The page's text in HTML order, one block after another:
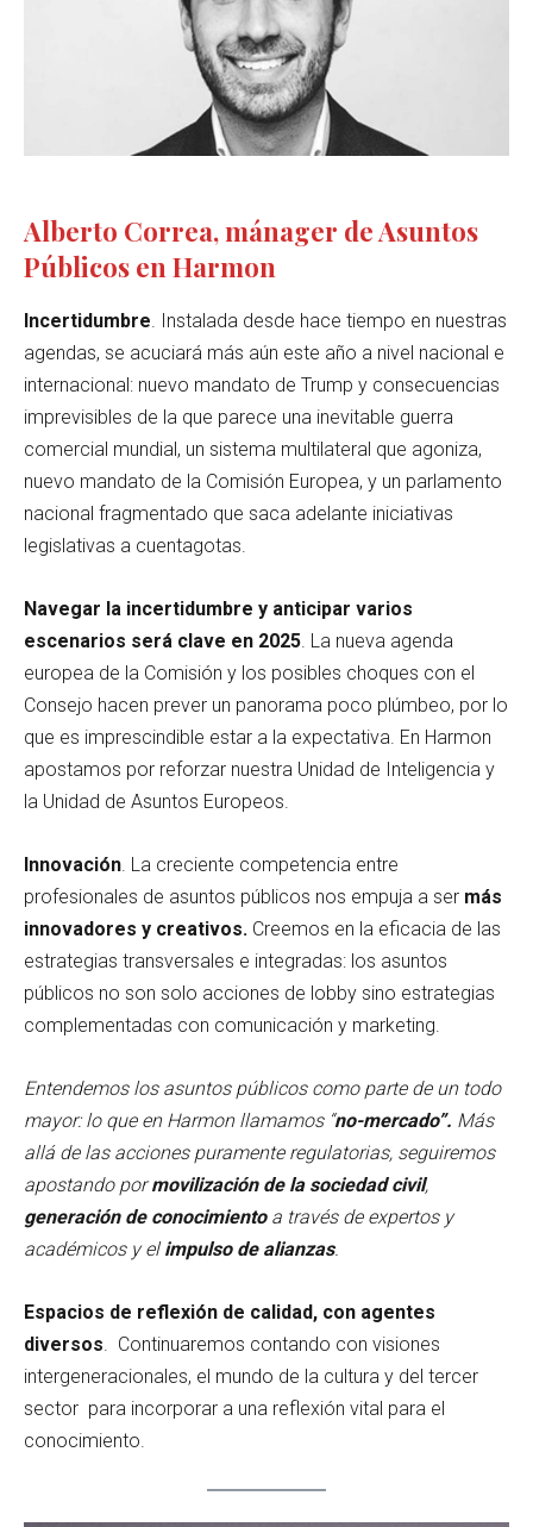
Alberto Correa, mánager de Asuntos
Públicos en Harmon
Incertidumbre. Instalada desde hace tiempo en nuestras
agendas, se acuciará más aún este año a nivel nacional e
internacional: nuevo mandato de Trump y consecuencias
imprevisibles de la que parece una inevitable guerra
comercial mundial, un sistema multilateral que agoniza,
nuevo mandato de la Comisión Europea, y un parlamento
nacional fragmentado que saca adelante iniciativas
legislativas a cuentagotas.
Navegar la incertidumbre y anticipar varios
escenarios será clave en 2025. La nueva agenda
europea de la Comisión y los posibles choques con el
Consejo hacen prever un panorama poco plúmbeo, por lo
que es imprescindible estar a la expectativa. En Harmon
apostamos por reforzar nuestra Unidad de Inteligencia y
la Unidad de Asuntos Europeos.
Innovación. La creciente competencia entre
profesionales de asuntos públicos nos empuja a ser más
innovadores y creativos. Creemos en la eficacia de las
estrategias transversales e integradas: los asuntos
públicos no son solo acciones de lobby sino estrategias
complementadas con comunicación y marketing.
Entendemos los asuntos públicos como parte de un todo
mayor: lo que en Harmon llamamos “no-mercado”. Más
allá de las acciones puramente regulatorias, seguiremos
apostando pormovilización de la sociedad civil,
generación de conocimientoa través de expertos y
académicos y elimpulso de alianzas.
Espacios de reflexión de calidad, con agentes
diversos. Continuaremos contando con visiones
intergeneracionales, el mundo de la cultura y del tercer
sector para incorporar a una reflexión vital para el
conocimiento.